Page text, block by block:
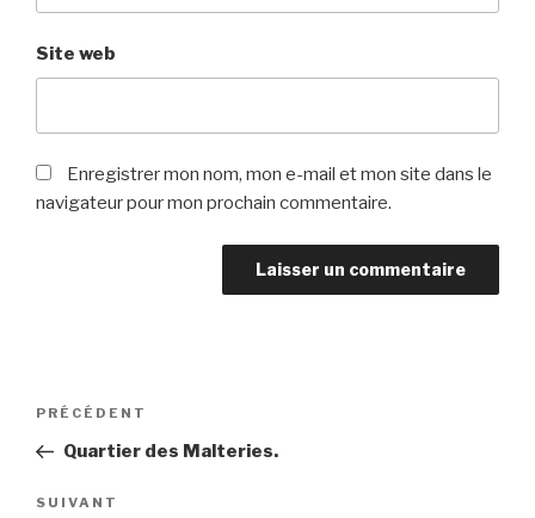
Site web
Enregistrer mon nom, mon e-mail et mon site dans le
navigateur pour mon prochain commentaire.
Navigation
l’article
Article
précédent
PRÉCÉDENT
Quartier des Malteries.
Article
SUIVANT